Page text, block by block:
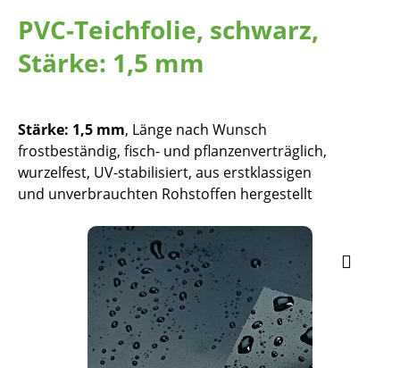
PVC-Teichfolie, schwarz,
Stärke: 1,5 mm
Stärke: 1,5 mm, Länge nach Wunsch
frostbeständig, fisch- und pflanzenverträglich,
wurzelfest, UV-stabilisiert, aus erstklassigen